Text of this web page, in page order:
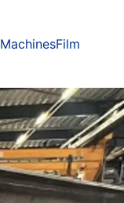
MachinesFilm